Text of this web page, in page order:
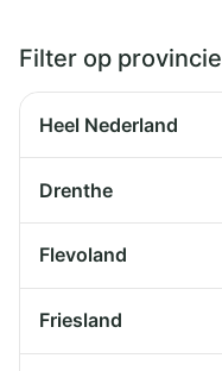
Filter op provincie
Heel Nederland
Drenthe
Flevoland
Friesland